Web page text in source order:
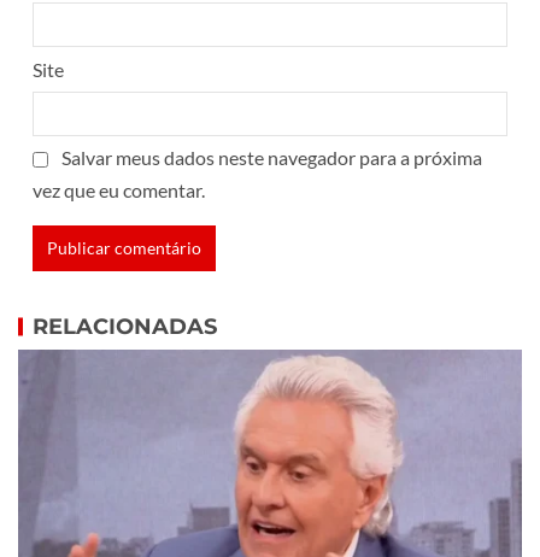
Site
Salvar meus dados neste navegador para a próxima
vez que eu comentar.
RELACIONADAS